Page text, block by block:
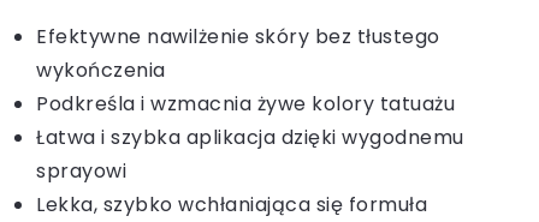
Efektywne nawilżenie skóry bez tłustego
wykończenia
Podkreśla i wzmacnia żywe kolory tatuażu
Łatwa i szybka aplikacja dzięki wygodnemu
sprayowi
Lekka, szybko wchłaniająca się formuła